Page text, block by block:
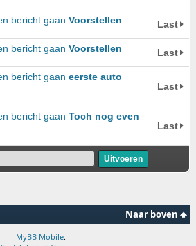
Voorstellen Last
Voorstellen Last
eerste auto
Last
Toch nog even
Last
Naar boven
MyBB Mobile